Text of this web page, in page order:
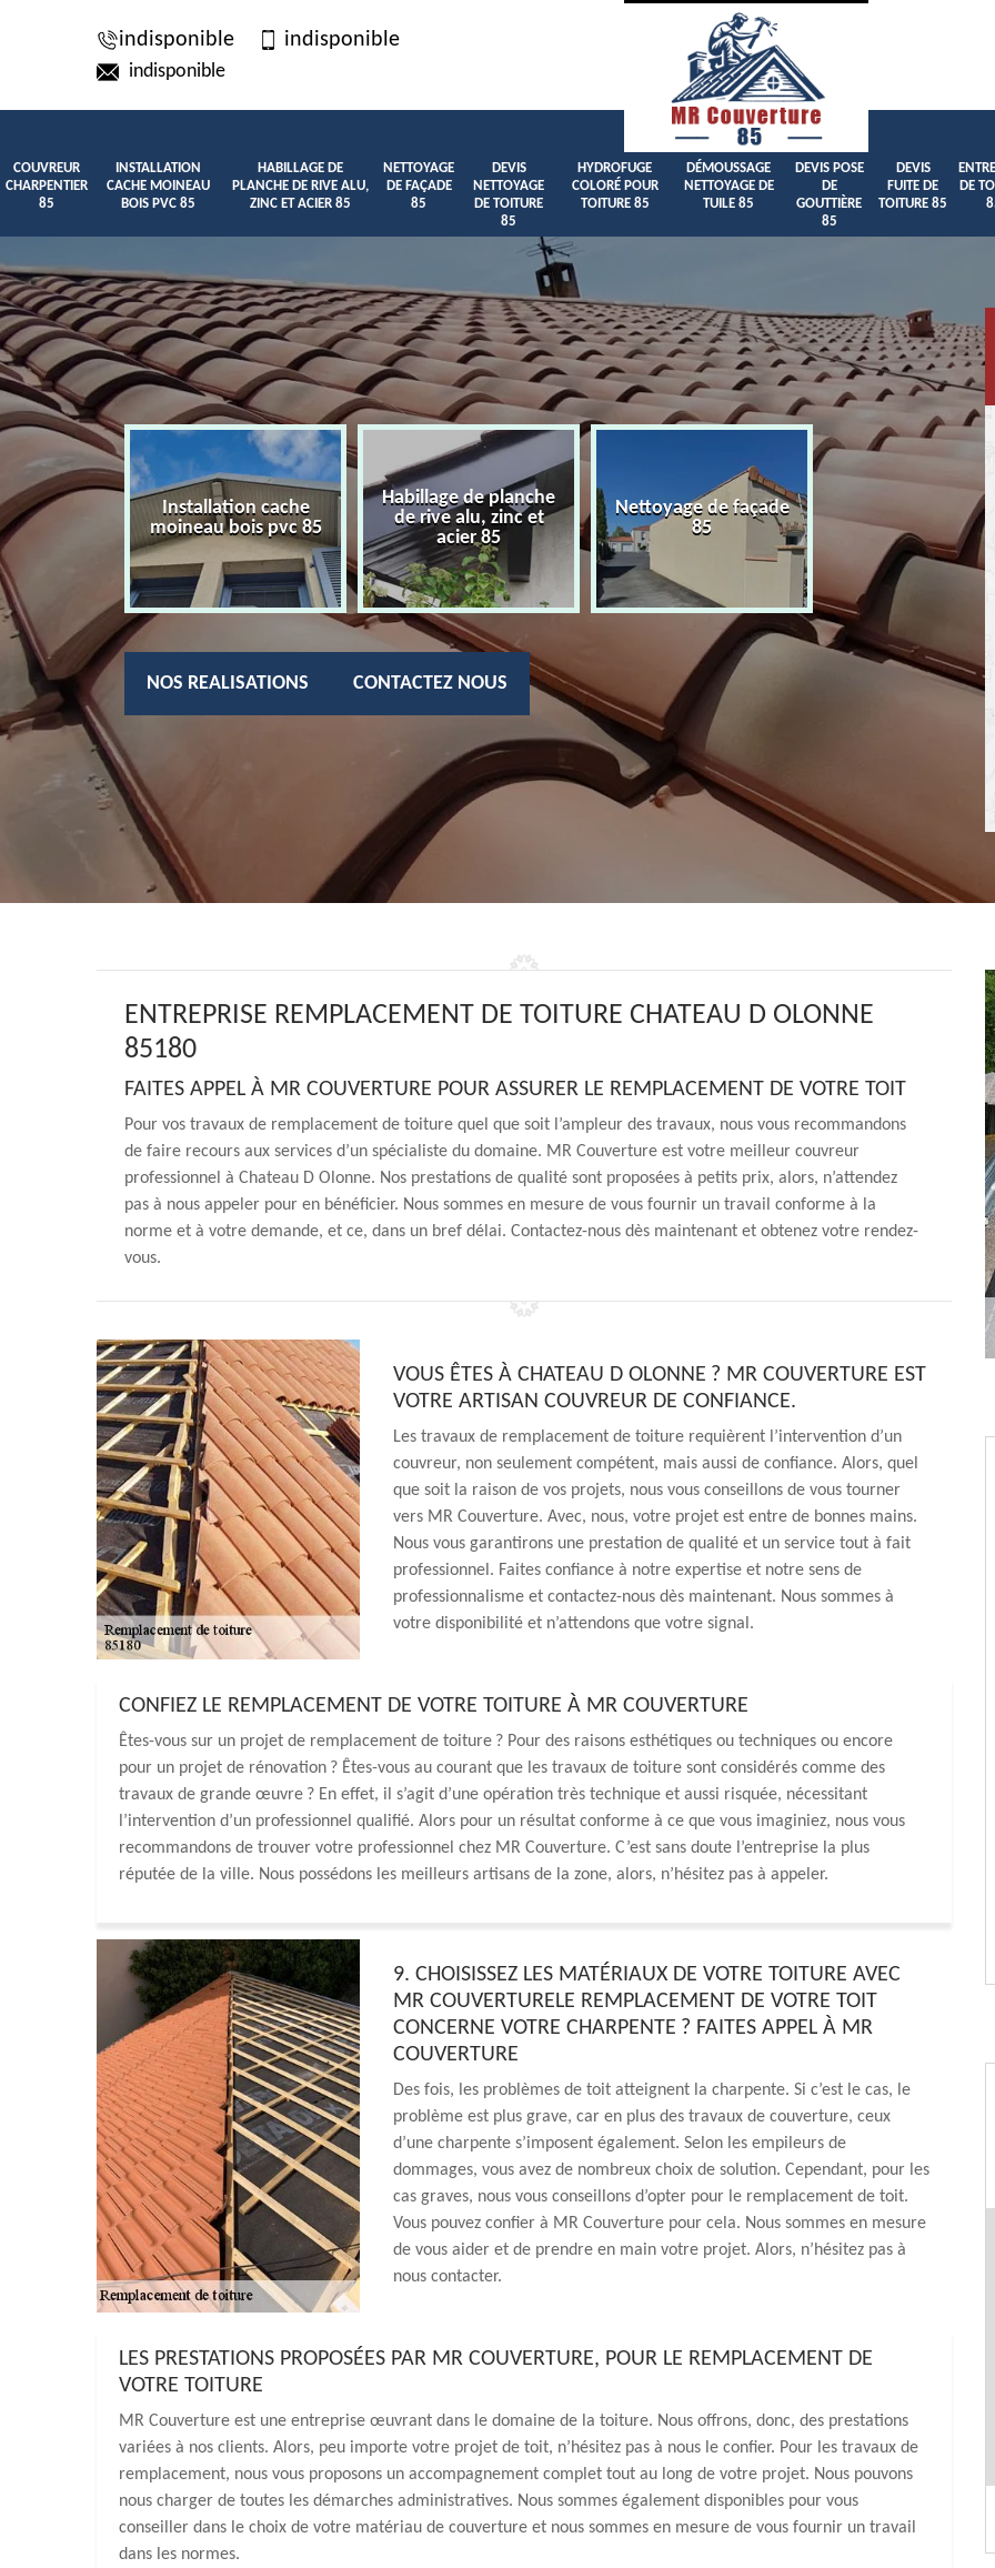
indisponible indisponible
indisponible
COUVREUR
CHARPENTIER
85
INSTALLATION
CACHE MOINEAU
BOIS PVC 85
HABILLAGE DE
PLANCHE DE RIVE ALU,
ZINC ET ACIER 85
NETTOYAGE
DE FAÇADE
85
DEVIS
NETTOYAGE
DE TOITURE
85
HYDROFUGE
COLORÉ POUR
TOITURE 85
DÉMOUSSAGE
NETTOYAGE DE
TUILE 85
DEVIS POSE
DE
GOUTTIÈRE
85
DEVIS
FUITE DE
TOITURE 85
DE
Installation cache
moineau bois pvc 85
Habillage de planche
de rive alu, zinc et
acier 85
Nettoyage de façade
85
Devis nettoyage
toiture 85
NOS REALISATIONS CONTACTEZ NOUS
ENTREPRISE REMPLACEMENT DE TOITURE CHATEAU D OLONNE
85180
FAITES APPEL À MR COUVERTURE POUR ASSURER LE REMPLACEMENT DE VOTRE TOIT
Pour vos travaux de remplacement de toiture quel que soit l’ampleur des travaux, nous vous recommandons
de faire recours aux services d’un spécialiste du domaine. MR Couverture est votre meilleur couvreur
professionnel à Chateau D Olonne. Nos prestations de qualité sont proposées à petits prix, alors, n’attendez
pas à nous appeler pour en bénéficier. Nous sommes en mesure de vous fournir un travail conforme à la
norme et à votre demande, et ce, dans un bref délai. Contactez-nous dès maintenant et obtenez votre rendez-
vous.
VOUS ÊTES À CHATEAU D OLONNE ? MR COUVERTURE EST
VOTRE ARTISAN COUVREUR DE CONFIANCE.
Les travaux de remplacement de toiture requièrent l’intervention d’un
couvreur, non seulement compétent, mais aussi de confiance. Alors, quel
que soit la raison de vos projets, nous vous conseillons de vous tourner
vers MR Couverture. Avec, nous, votre projet est entre de bonnes mains.
Nous vous garantirons une prestation de qualité et un service tout à fait
professionnel. Faites confiance à notre expertise et notre sens de
professionnalisme et contactez-nous dès maintenant. Nous sommes à
votre disponibilité et n’attendons que votre signal.
CONFIEZ LE REMPLACEMENT DE VOTRE TOITURE À MR COUVERTURE
Êtes-vous sur un projet de remplacement de toiture ? Pour des raisons esthétiques ou techniques ou encore
pour un projet de rénovation ? Êtes-vous au courant que les travaux de toiture sont considérés comme des
travaux de grande œuvre ? En effet, il s’agit d’une opération très technique et aussi risquée, nécessitant
l’intervention d’un professionnel qualifié. Alors pour un résultat conforme à ce que vous imaginiez, nous vous
recommandons de trouver votre professionnel chez MR Couverture. C’est sans doute l’entreprise la plus
réputée de la ville. Nous possédons les meilleurs artisans de la zone, alors, n’hésitez pas à appeler.
9. CHOISISSEZ LES MATÉRIAUX DE VOTRE TOITURE AVEC
MR COUVERTURELE REMPLACEMENT DE VOTRE TOIT
CONCERNE VOTRE CHARPENTE ? FAITES APPEL À MR
COUVERTURE
Des fois, les problèmes de toit atteignent la charpente. Si c’est le cas, le
problème est plus grave, car en plus des travaux de couverture, ceux
d’une charpente s’imposent également. Selon les empileurs de
dommages, vous avez de nombreux choix de solution. Cependant, pour les
cas graves, nous vous conseillons d’opter pour le remplacement de toit.
Vous pouvez confier à MR Couverture pour cela. Nous sommes en mesure
de vous aider et de prendre en main votre projet. Alors, n’hésitez pas à
nous contacter.
LES PRESTATIONS PROPOSÉES PAR MR COUVERTURE, POUR LE REMPLACEMENT DE
VOTRE TOITURE
MR Couverture est une entreprise œuvrant dans le domaine de la toiture. Nous offrons, donc, des prestations
variées à nos clients. Alors, peu importe votre projet de toit, n’hésitez pas à nous le confier. Pour les travaux de
remplacement, nous vous proposons un accompagnement complet tout au long de votre projet. Nous pouvons
nous charger de toutes les démarches administratives. Nous sommes également disponibles pour vous
conseiller dans le choix de votre matériau de couverture et nous sommes en mesure de vous fournir un travail
dans les normes.